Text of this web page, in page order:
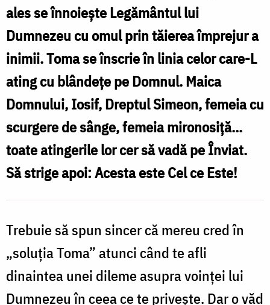
Foto:
Oana
Nechifor
ales se înnoiește Legământul lui
Dumnezeu cu omul prin tăierea împrejur a
inimii. Toma se înscrie în linia celor care-L
ating cu blândețe pe Domnul. Maica
Domnului, Iosif, Dreptul Simeon, femeia cu
scurgere de sânge, femeia mironosiță...
toate atingerile lor cer să vadă pe Înviat.
Să strige apoi: Acesta este Cel ce Este!
Trebuie să spun sincer că mereu cred în
„soluția Toma” atunci când te afli
dinaintea unei dileme asupra voinței lui
Dumnezeu în ceea ce te privește. Dar o văd